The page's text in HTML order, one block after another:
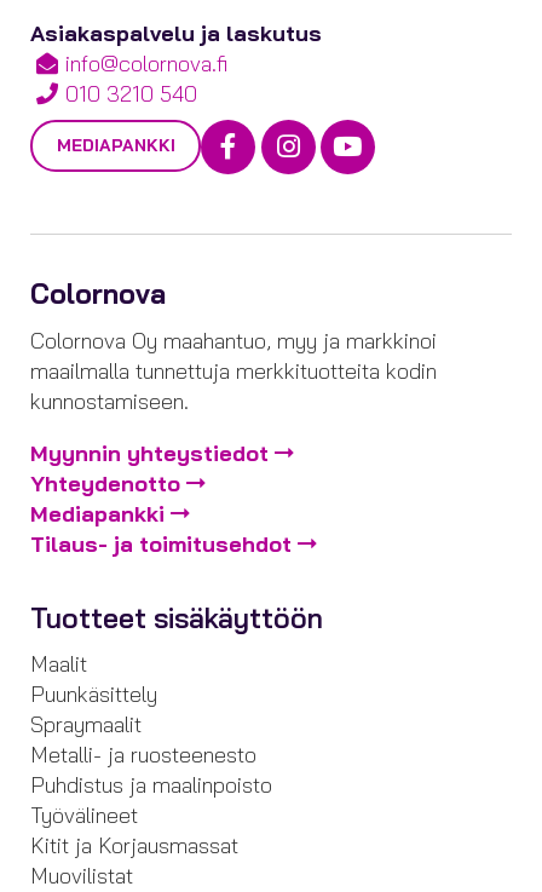
Asiakaspalvelu ja laskutus
info@colornova.fi
010 3210 540
MEDIAPANKKI Facebook
Instagram
Youtube
Colornova
Colornova Oy maahantuo, myy ja markkinoi
maailmalla tunnettuja merkkituotteita kodin
kunnostamiseen.
Myynnin yhteystiedot
Yhteydenotto
Mediapankki
Tilaus- ja toimitusehdot
Tuotteet sisäkäyttöön
Maalit
Puunkäsittely
Spraymaalit
Metalli- ja ruosteenesto
Puhdistus ja maalinpoisto
Työvälineet
Kitit ja Korjausmassat
Muovilistat